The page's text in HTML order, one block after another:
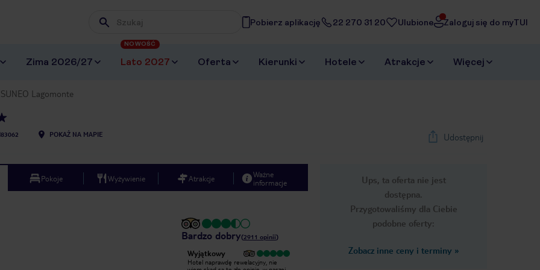
Wpisz frazę, której szukasz
Pobierz aplikację 22 270 31 20 Ulubione Zaloguj się do myTUI
Zima 2026/27 Lato 2027
NOWOŚĆ
Oferta Kierunki Hotele Atrakcje Więcej
Lagomonte
POKAŻ NA MAPIE Udostępnij
Ups, ta oferta nie jest
dostępna.
Przygotowaliśmy dla Ciebie
podobne oferty:
Zobacz inne ceny i terminy »
Pokoje Wyżywienie Atrakcje
Ważne
informacje
Bardzo dobry(2911 opinii)
Wyjątkowy
Hotel naprawdę rewelacyjny, nie
Wyjątkowy